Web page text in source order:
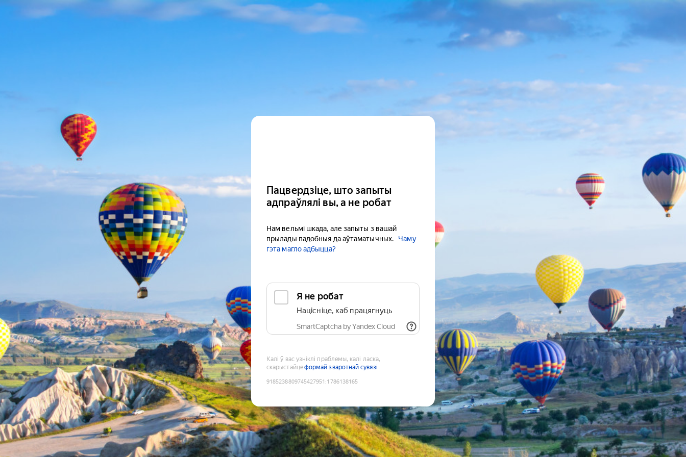
Пацвердзіце, што запыты
адпраўлялі вы, а не робат
Нам вельмі шкада, але запыты з вашай
прылады падобныя да аўтаматычных.
Чаму
гэта магло адбыцца?
Я не робат
Націсніце, каб працягнуць
SmartCaptcha by Yandex Cloud
Калі ў вас узніклі праблемы, калі ласка,
скарыстайцеформай зваротнай сувязі
9185238809745427951 :1786138165